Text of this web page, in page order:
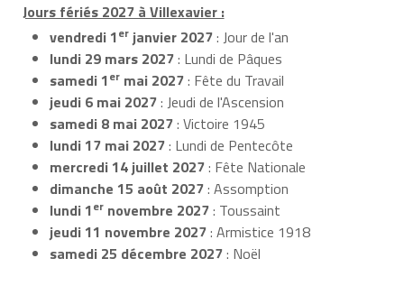
Jours fériés 2027 à Villexavier :
vendredi 1er janvier 2027: Jour de l'an
lundi 29 mars 2027: Lundi de Pâques
samedi 1er mai 2027: Fête du Travail
jeudi 6 mai 2027: Jeudi de l'Ascension
samedi 8 mai 2027: Victoire 1945
lundi 17 mai 2027: Lundi de Pentecôte
mercredi 14 juillet 2027: Fête Nationale
dimanche 15 août 2027: Assomption
lundi 1er novembre 2027: Toussaint
jeudi 11 novembre 2027: Armistice 1918
samedi 25 décembre 2027: Noël